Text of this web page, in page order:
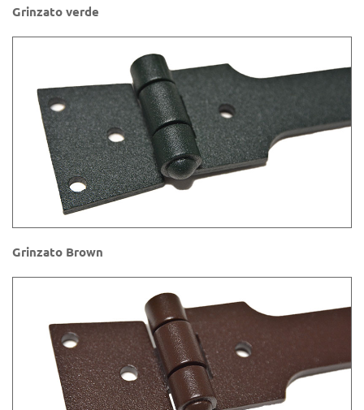
Grinzato verde
Grinzato Brown